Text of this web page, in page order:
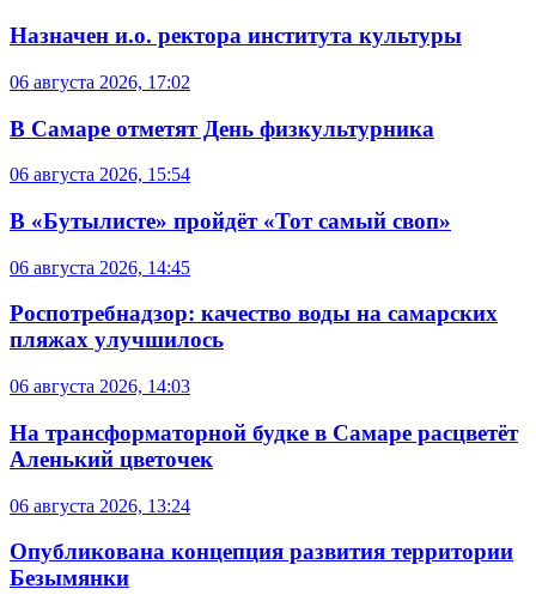
Назначен и.о. ректора института культуры
06 августа 2026, 17:02
В Самаре отметят День физкультурника
06 августа 2026, 15:54
В «Бутылисте» пройдёт «Тот самый своп»
06 августа 2026, 14:45
Роспотребнадзор: качество воды на самарских
пляжах улучшилось
06 августа 2026, 14:03
На трансформаторной будке в Самаре расцветёт
Аленький цветочек
06 августа 2026, 13:24
Опубликована концепция развития территории
Безымянки